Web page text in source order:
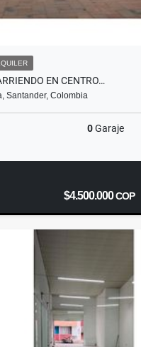
EN CENTRO…
Santander, Colombia
0Garaje
$4.500.000COP